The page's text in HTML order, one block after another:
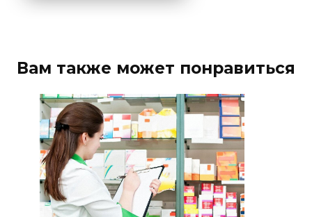
Вам также может понравиться